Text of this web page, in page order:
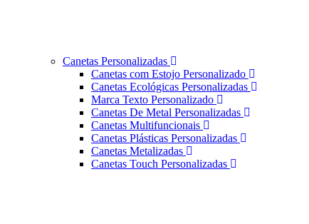
Canetas Personalizadas
Canetas com Estojo Personalizado
Canetas Ecológicas Personalizadas
Marca Texto Personalizado
Canetas De Metal Personalizadas
Canetas Multifuncionais
Canetas Plásticas Personalizadas
Canetas Metalizadas
Canetas Touch Personalizadas